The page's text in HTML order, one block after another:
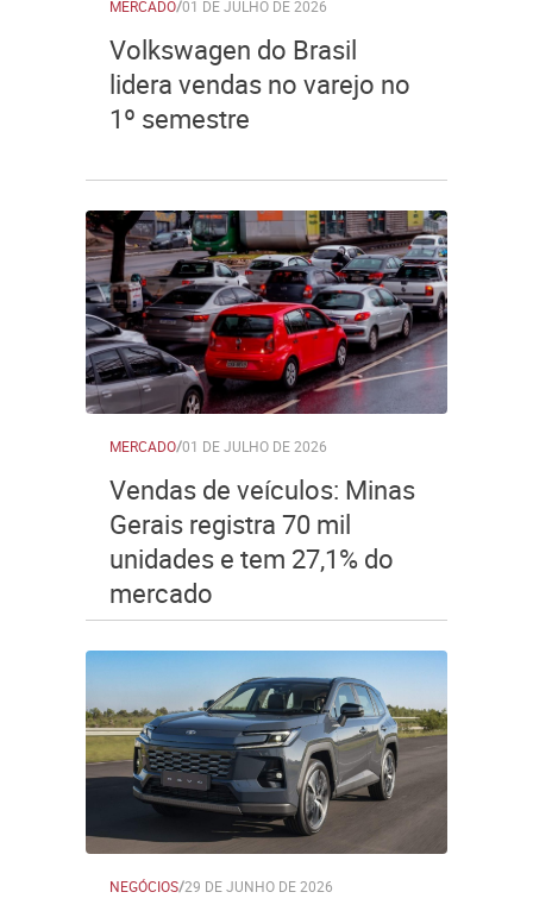
MERCADO/01 DE JULHO DE 2026
Volkswagen do Brasil
lidera vendas no varejo no
1º semestre
MERCADO/01 DE JULHO DE 2026
Vendas de veículos: Minas
Gerais registra 70 mil
unidades e tem 27,1% do
mercado
NEGÓCIOS/29 DE JUNHO DE 2026